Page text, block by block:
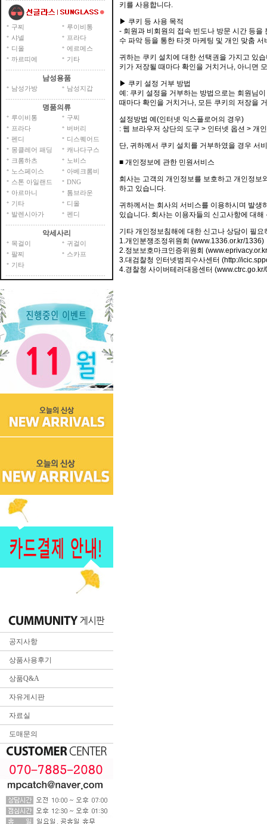
구찌
루이비통
샤넬
프라다
디올
에르메스
까르띠에
기타
남성용품
남성가방 남성지갑
명품의류
루이비통
구찌
프라다
버버리
펜디
디스퀘어드
몽클레어 패딩
캐나다구스
크롬하츠
노비스
노스페이스
아베크롬비
스톤 아일랜드
DNG
아르마니
톰브라운
기타
디올
발렌시아가
펜디
악세사리
목걸이
귀걸이
팔찌
스카프
기타
공지사항
상품사용후기
상품Q&A
자유게시판
자료실
도매문의
키를 사용합니다.
▶ 쿠키 등 사용 목적
- 회원과 비회원의 접속 빈도나 방문 시간 등
수 파악 등을 통한 타겟 마케팅 및 개인 맞춤 서
귀하는 쿠키 설치에 대한 선택권을 가지고 있
키가 저장될 때마다 확인을 거치거나, 아니면
▶ 쿠키 설정 거부 방법
예: 쿠키 설정을 거부하는 방법으로는 회원님
때마다 확인을 거치거나, 모든 쿠키의 저장을
설정방법 예(인터넷 익스플로어의 경우)
: 웹 브라우저 상단의 도구 > 인터넷 옵션 > 개
단, 귀하께서 쿠키 설치를 거부하였을 경우 서
■ 개인정보에 관한 민원서비스
회사는 고객의 개인정보를 보호하고 개인정
하고 있습니다.
귀하께서는 회사의 서비스를 이용하시며 발생
있습니다. 회사는 이용자들의 신고사항에 대
기타 개인정보침해에 대한 신고나 상담이 필
1.개인분쟁조정위원회 (www.1336.or.kr/1336)
2.정보보호마크인증위원회
3.대검찰청 인터넷범죄수사센터 (http://
4.경찰청 사이버테러대응센터